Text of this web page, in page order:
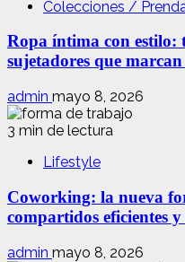
Colecciones /
Ropa íntima con estilo:
sujetadores que
admin mayo 8, 2026
3 min de lectura
Lifestyle
Coworking: la nueva
compartidos eficientes
admin mayo 8, 2026